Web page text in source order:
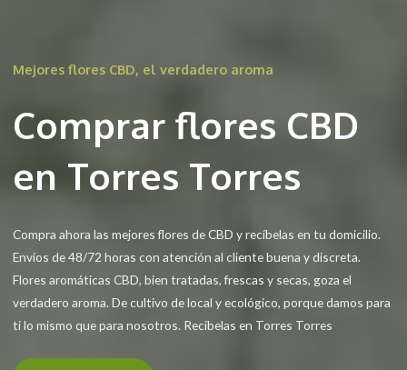
Mejores flores CBD, el verdadero aroma
Comprar flores CBD
en Torres Torres
Compra ahora las mejores flores de CBD y recíbelas en tu domicilio.
Envíos de 48/72 horas con atención al cliente buena y discreta.
Flores aromáticas CBD, bien tratadas, frescas y secas, goza el
verdadero aroma. De cultivo de local y ecológico, porque damos para
ti lo mismo que para nosotros. Recíbelas en Torres Torres